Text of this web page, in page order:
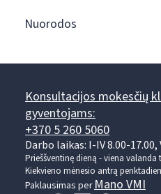
Nuorodos
Konsultacijos mokesčių
gyventojams:
+370 5 260 5060
Darbo laikas: I-IV 8.00-17.00,
Prieššventinę dieną - viena valanda
Kiekvieno mėnesio antrą
Paklausimas per Mano VMI